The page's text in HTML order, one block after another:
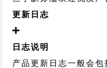
更新日志
日志说明
产品更新日志一般会